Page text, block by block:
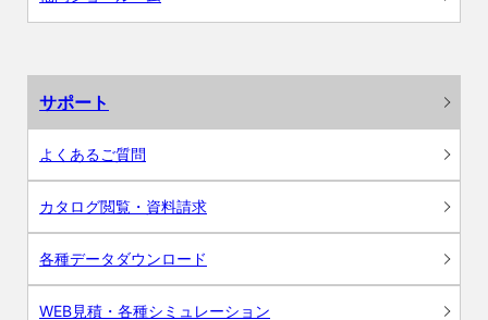
サポート
よくあるご質問
カタログ閲覧・資料請求
各種データダウンロード
WEB見積・各種シミュレーション